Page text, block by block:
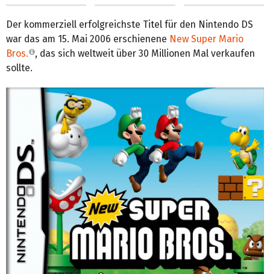
Der kommerziell erfolgreichste Titel für den Nintendo DS
war das am 15. Mai 2006 erschienene New Super Mario
Bros.
, das sich weltweit über 30 Millionen Mal verkaufen
sollte.